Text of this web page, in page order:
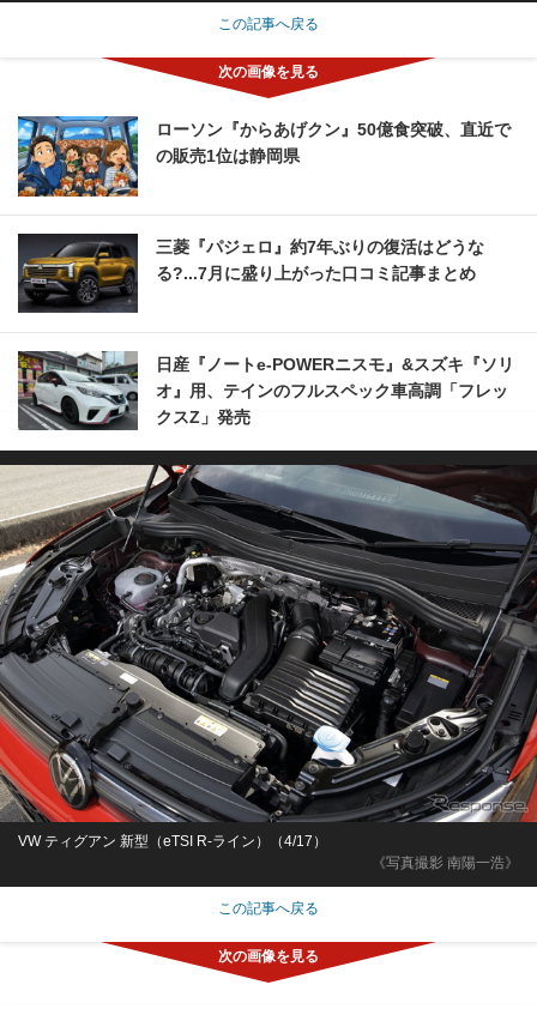
この記事へ戻る
ローソン『からあげクン』50億食突破、直近で
の販売1位は静岡県
三菱『パジェロ』約7年ぶりの復活はどうな
る?...7月に盛り上がった口コミ記事まとめ
日産『ノートe-POWERニスモ』&スズキ『ソリ
オ』用、テインのフルスペック車高調「フレッ
クスZ」発売
《写真撮影 南陽一浩》
VW ティグアン 新型（eTSI R-ライン）（4/17）
この記事へ戻る